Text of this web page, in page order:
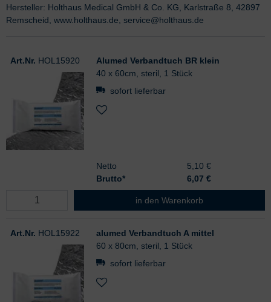
Hersteller: Holthaus Medical GmbH & Co. KG, Karlstraße 8, 42897
Remscheid, www.holthaus.de, service@holthaus.de
Art.Nr. HOL15920
Alumed Verbandtuch BR klein
40 x 60cm, steril, 1 Stück
sofort lieferbar
Netto
5,10 €
Brutto*
6,07 €
Alumed Verbandtuch BR klein
in den Warenkorb
Art.Nr. HOL15922
alumed Verbandtuch A mittel
60 x 80cm, steril, 1 Stück
sofort lieferbar